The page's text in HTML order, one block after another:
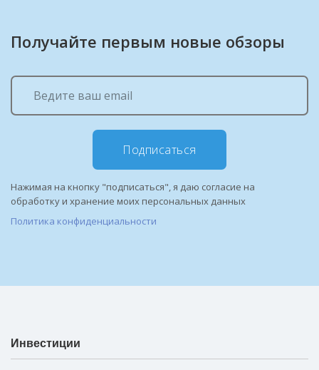
Получайте первым новые обзоры
Подписаться
Нажимая на кнопку "подписаться", я даю согласие на
обработку и хранение моих персональных данных
Политика конфиденциальности
Инвестиции